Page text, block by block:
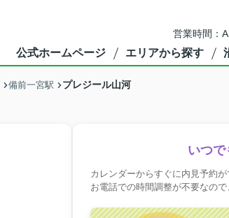
営業時間：
公式ホームページ エリアから探す
備前一宮駅 プレジール山河
いつ
カレンダーからすぐに内見予約
お電話での時間調整が不要なの